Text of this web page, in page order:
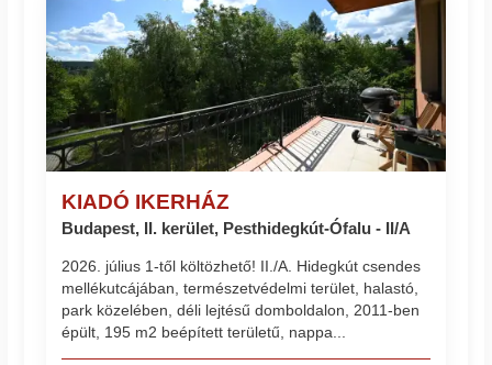
KIADÓ IKERHÁZ
Budapest, II. kerület, Pesthidegkút-Ófalu - II/A
2026. július 1-től költözhető! II./A. Hidegkút csendes
mellékutcájában, természetvédelmi terület, halastó,
park közelében, déli lejtésű domboldalon, 2011-ben
épült, 195 m2 beépített területű, nappa...